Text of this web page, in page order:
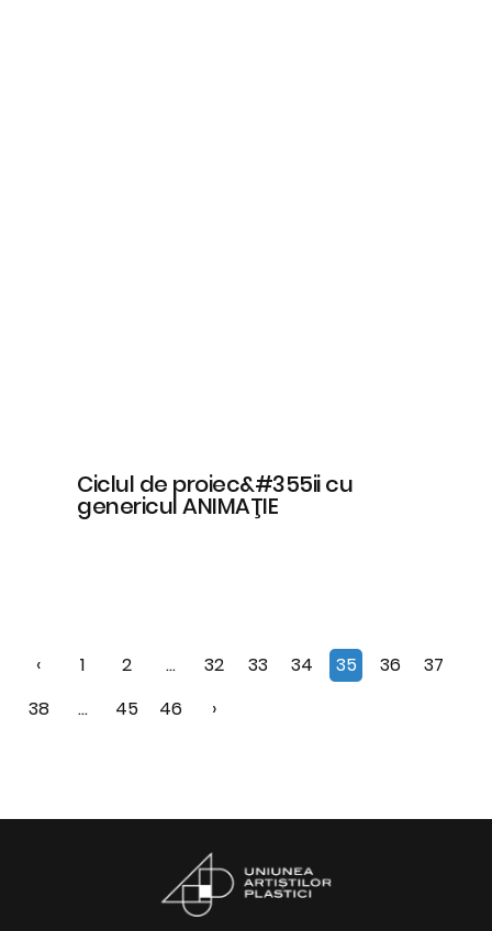
Ciclul de proiec&#355ii cu
genericul ANIMAŢIE
‹ 1 2 ... 32 33 34 35 36
37
38
... 45 46 ›